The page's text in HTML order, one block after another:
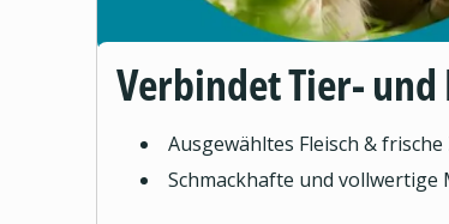
Verbindet Tier-
Ausgewähltes Fleisch &
Schmackhafte und vollwertige